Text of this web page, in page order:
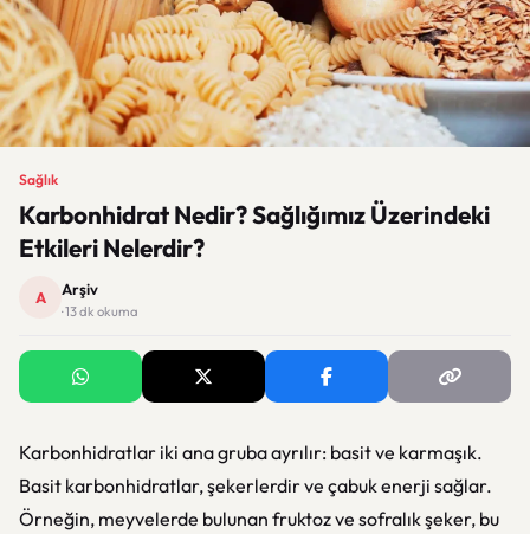
Sağlık
Karbonhidrat Nedir? Sağlığımız Üzerindeki
Etkileri Nelerdir?
A Arşiv
· 13 dk okuma
Karbonhidratlar iki ana gruba ayrılır: basit ve karmaşık.
Basit karbonhidratlar, şekerlerdir ve çabuk enerji sağlar.
Örneğin, meyvelerde bulunan fruktoz ve sofralık şeker, bu